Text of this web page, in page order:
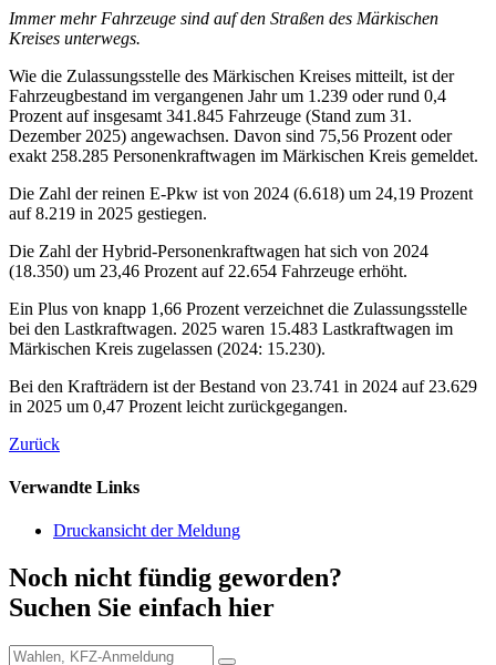
Immer mehr Fahrzeuge sind auf den Straßen des Märkischen
Kreises unterwegs.
Wie die Zulassungsstelle des Märkischen Kreises mitteilt, ist der
Fahrzeugbestand im vergangenen Jahr um 1.239 oder rund 0,4
Prozent auf insgesamt 341.845 Fahrzeuge (Stand zum 31.
Dezember 2025) angewachsen. Davon sind 75,56 Prozent oder
exakt 258.285 Personenkraftwagen im Märkischen Kreis gemeldet.
Die Zahl der reinen E-Pkw ist von 2024 (6.618) um 24,19 Prozent
auf 8.219 in 2025 gestiegen.
Die Zahl der Hybrid-Personenkraftwagen hat sich von 2024
(18.350) um 23,46 Prozent auf 22.654 Fahrzeuge erhöht.
Ein Plus von knapp 1,66 Prozent verzeichnet die Zulassungsstelle
bei den Lastkraftwagen. 2025 waren 15.483 Lastkraftwagen im
Märkischen Kreis zugelassen (2024: 15.230).
Bei den Krafträdern ist der Bestand von 23.741 in 2024 auf 23.629
in 2025 um 0,47 Prozent leicht zurückgegangen.
Zurück
Verwandte Links
Druckansicht der Meldung
Noch nicht fündig geworden?
Suchen Sie einfach hier